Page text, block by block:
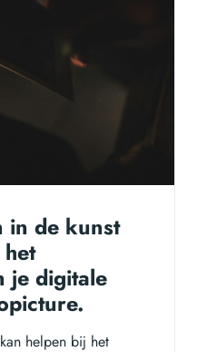
in de kunst
je digitale
helpen bij het